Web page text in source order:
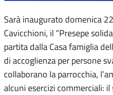
Sarà inaugurato domenica
Cavicchioni, il “Presepe
partita dalla Casa famiglia
di accoglienza per persone
collaborano la parrocchia,
alcuni esercizi commerciali: